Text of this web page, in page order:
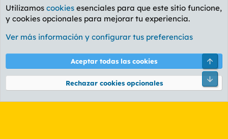
Foro General
Cookies
PL OLDSTYLE AMARILLO
Términos y reglas Política de privacidad Ayuda
Community platform by XenForo® © 2010-2026 XenForo Ltd.
Utilizamos cookies esenciales para que este sitio funcione,
y cookies opcionales para mejorar tu experiencia.
Ver más información y configurar tus preferencias
Aceptar todas las cookies
Rechazar cookies opcionales
Pie